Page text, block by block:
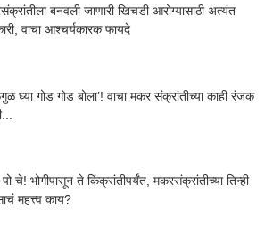
बनवली जाणारी खिचडी आरोग्यासाठी अत्यंत
वाचा आश्चर्यकारक फायदे
घ्या गोड गोड बोला’! वाचा मकर संक्रांतीच्या काही रंजक
चे! भोगीपासून ते किंक्रांतीपर्यंत, मकरसंक्रांतीच्या तिन्ही
महत्त्व काय?